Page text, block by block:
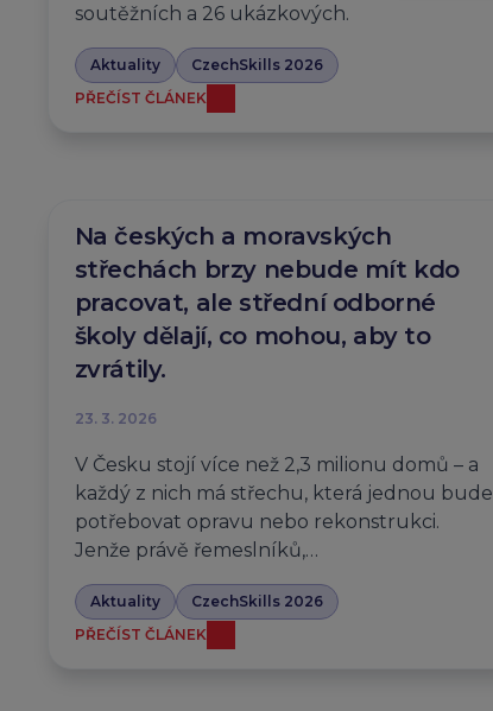
soutěžních a 26 ukázkových.
Aktuality
CzechSkills 2026
PŘEČÍST ČLÁNEK
Na českých a moravských
střechách brzy nebude mít kdo
pracovat, ale střední odborné
školy dělají, co mohou, aby to
zvrátily.
23. 3. 2026
V Česku stojí více než 2,3 milionu domů – a
každý z nich má střechu, která jednou bude
potřebovat opravu nebo rekonstrukci.
Jenže právě řemeslníků,…
Aktuality
CzechSkills 2026
PŘEČÍST ČLÁNEK